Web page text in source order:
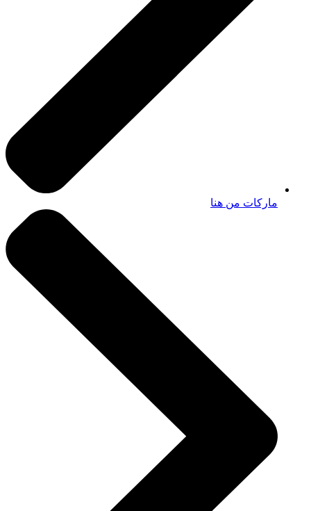
ماركات من هنا